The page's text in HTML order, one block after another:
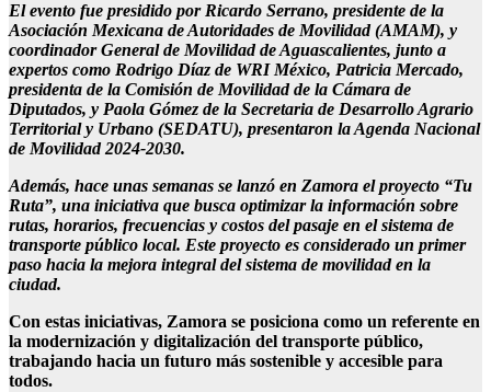
El evento fue presidido por Ricardo Serrano, presidente de la
Asociación Mexicana de Autoridades de Movilidad (AMAM), y
coordinador General de Movilidad de Aguascalientes, junto a
expertos como Rodrigo Díaz de WRI México, Patricia Mercado,
presidenta de la Comisión de Movilidad de la Cámara de
Diputados, y Paola Gómez de la Secretaria de Desarrollo Agrario
Territorial y Urbano (SEDATU), presentaron la Agenda Nacional
de Movilidad 2024-2030.
Además, hace unas semanas se lanzó en Zamora el proyecto “Tu
Ruta”, una iniciativa que busca optimizar la información sobre
rutas, horarios, frecuencias y costos del pasaje en el sistema de
transporte público local. Este proyecto es considerado un primer
paso hacia la mejora integral del sistema de movilidad en la
ciudad.
Con estas iniciativas, Zamora se posiciona como un referente en
la modernización y digitalización del transporte público,
trabajando hacia un futuro más sostenible y accesible para
todos.